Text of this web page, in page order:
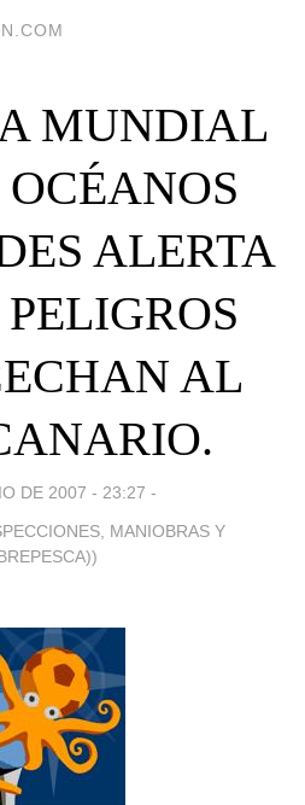
MUNDIAL
ALERTA
AL
DE 2007 - 23:27 -
MANIOBRAS Y